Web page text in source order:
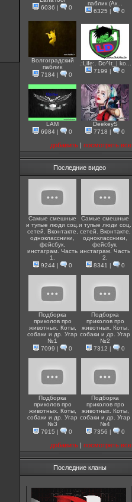
6036 | 0
паблик (Ак...
6325 | 0
Волгоградский
паблик
7184 | 0
.:Life:. Do^It_| ko...
7199 | 0
LAM
6984 | 0
DeekeyS
7718 | 0
добавить | посмотреть все
Последние видео
Самые смешные
и тупые люди соц.
сетей. Вконтакте,
одноклассники,
фейсбук,
инстаграм. Часть
1.
9244| 0
Самые смешные
и тупые люди соц.
сетей. Вконтакте,
одноклассники,
фейсбук,
инстаграм. Часть
2.
8341 | 0
Подборка
приколов про
животных. Коты,
собаки и др. Угар
№1
7099 | 0
Подборка
приколов про
животных. Коты,
собаки и др. Угар
№2
7312 | 0
Подборка
приколов про
животных. Коты,
собаки и др. Угар
№3
7915 | 0
Подборка
приколов про
животных. Коты,
собаки и др. Угар
№4
7356 | 0
добавить | посмотреть все
Последние кланы